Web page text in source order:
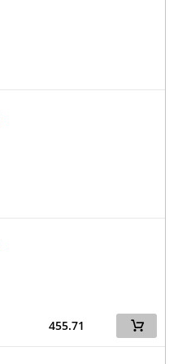
455.71